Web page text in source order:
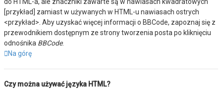
[przykład] zamiast w używanych w HTML-u nawiasach ostrych
<przykład>. Aby uzyskać więcej informacji o BBCode, zapoznaj się z
przewodnikiem dostępnym ze strony tworzenia posta po kliknięciu
odnośnika BBCode.
Na górę
Czy można używać języka HTML?